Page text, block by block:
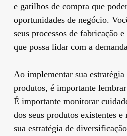
e gatilhos de compra que
oportunidades de negócio.
seus processos de fabricação
que possa lidar com a
Ao implementar sua
produtos, é importante
É importante monitorar
dos seus produtos existentes
sua estratégia de